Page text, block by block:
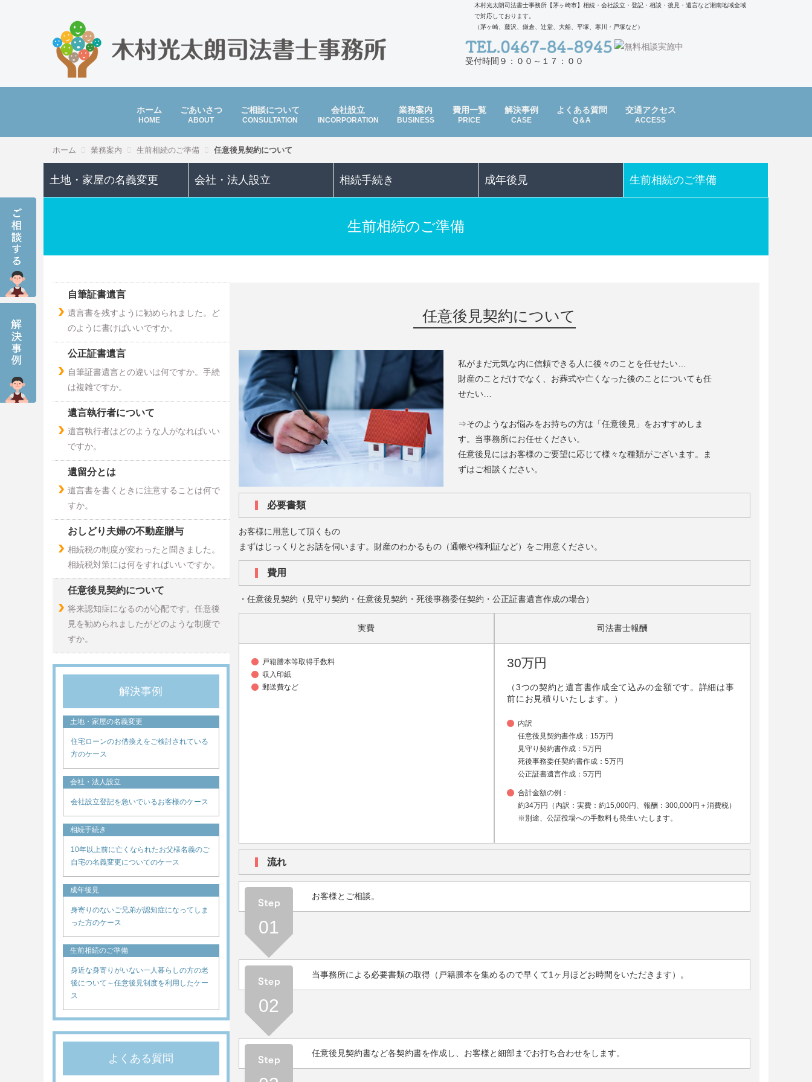
木村光太朗司法書士事務所【茅ヶ崎市】相続・会社設立・登記・相談・後見・遺言など湘南地域全域
で対応しております。
（茅ヶ崎、藤沢、鎌倉、辻堂、大船、平塚、寒川・戸塚など）
受付時間９：００～１７：００
ホーム
HOME
ごあいさつ
ABOUT
ご相談について
CONSULTATION
会社設立
INCORPORATION
業務案内
BUSINESS
費用一覧
PRICE
解決事例
CASE
よくある質問
Q＆A
交通アクセス
ACCESS
ホーム 業務案内 生前相続のご準備 任意後見契約について
土地・家屋の名義変更 会社・法人設立 相続手続き 成年後見 生前相続のご準備
生前相続のご準備
任意後見契約について
私がまだ元気な内に信頼できる人に後々のことを任せたい…
財産のことだけでなく、お葬式や亡くなった後のことについても任
せたい…
⇒そのようなお悩みをお持ちの方は「任意後見」をおすすめしま
す。当事務所にお任せください。
任意後見にはお客様のご要望に応じて様々な種類がございます。ま
ずはご相談ください。
必要書類
お客様に用意して頂くもの
まずはじっくりとお話を伺います。財産のわかるもの（通帳や権利証など）をご用意ください。
費用
・任意後見契約（見守り契約・任意後見契約・死後事務委任契約・公正証書遺言作成の場合）
実費
戸籍謄本等取得手数料
収入印紙
郵送費など
司法書士報酬
30万円
（3つの契約と遺言書作成全て込みの金額です。詳細は事
前にお見積りいたします。）
内訳
任意後見契約書作成：15万円
見守り契約書作成：5万円
死後事務委任契約書作成：5万円
公正証書遺言作成：5万円
合計金額の例：
約34万円（内訳：実費：約15,000円、報酬：300,000円＋消費税）
※別途、公証役場への手数料も発生いたします。
流れ
01
お客様とご相談。
02
当事務所による必要書類の取得（戸籍謄本を集めるので早くて1ヶ月ほどお時間をいただきます）。
任意後見契約書など各契約書を作成し、お客様と細部までお打ち合わせをします。
自筆証書遺言
遺言書を残すように勧められました。ど
のように書けばいいですか。
公正証書遺言
自筆証書遺言との違いは何ですか。手続
は複雑ですか。
遺言執行者について
遺言執行者はどのような人がなればいい
ですか。
遺留分とは
遺言書を書くときに注意することは何で
すか。
おしどり夫婦の不動産贈与
相続税の制度が変わったと聞きました。
相続税対策には何をすればいいですか。
任意後見契約について
将来認知症になるのが心配です。任意後
見を勧められましたがどのような制度で
すか。
解決事例
土地・家屋の名義変更
住宅ローンのお借換えをご検討されている
方のケース
会社・法人設立
会社設立登記を急いでいるお客様のケース
相続手続き
10年以上前に亡くなられたお父様名義のご
自宅の名義変更についてのケース
成年後見
身寄りのないご兄弟が認知症になってしま
った方のケース
生前相続のご準備
身近な身寄りがいない一人暮らしの方の老
後について～任意後見制度を利用したケー
ス
よくある質問